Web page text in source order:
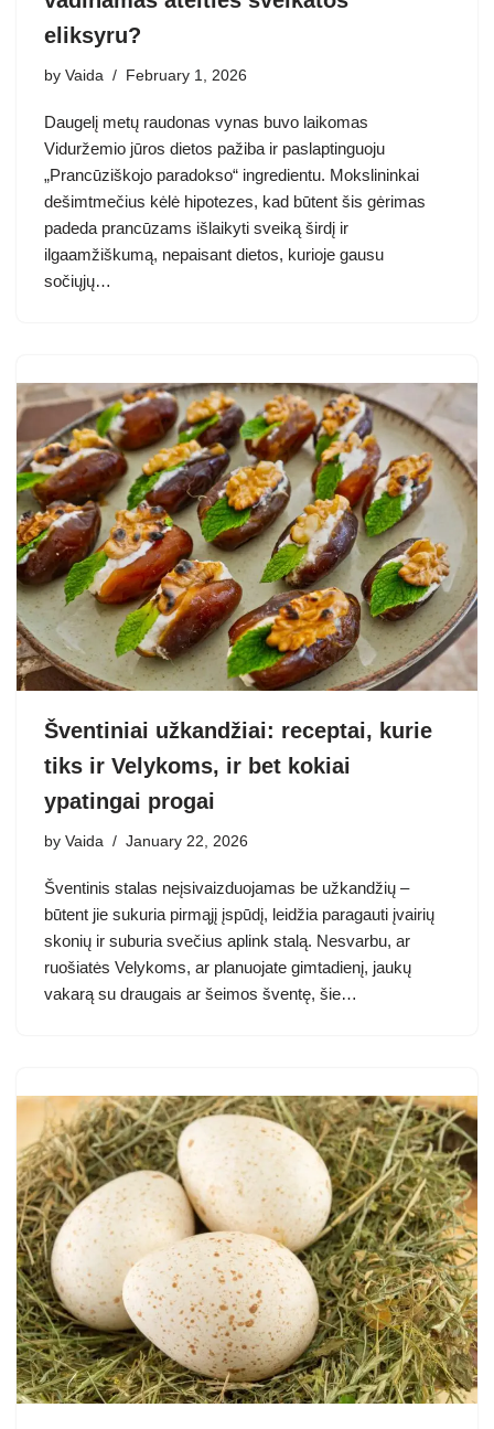
eliksyru?
by Vaida February 1, 2026
Daugelį metų raudonas vynas buvo laikomas
Viduržemio jūros dietos pažiba ir paslaptinguoju
„Prancūziškojo paradokso“ ingredientu. Mokslininkai
dešimtmečius kėlė hipotezes, kad būtent šis gėrimas
padeda prancūzams išlaikyti sveiką širdį ir
ilgaamžiškumą, nepaisant dietos, kurioje gausu
sočiųjų…
Šventiniai užkandžiai: receptai, kurie
tiks ir Velykoms, ir bet kokiai
ypatingai progai
by Vaida January 22, 2026
Šventinis stalas neįsivaizduojamas be užkandžių –
būtent jie sukuria pirmąjį įspūdį, leidžia paragauti įvairių
skonių ir suburia svečius aplink stalą. Nesvarbu, ar
ruošiatės Velykoms, ar planuojate gimtadienį, jaukų
vakarą su draugais ar šeimos šventę, šie…